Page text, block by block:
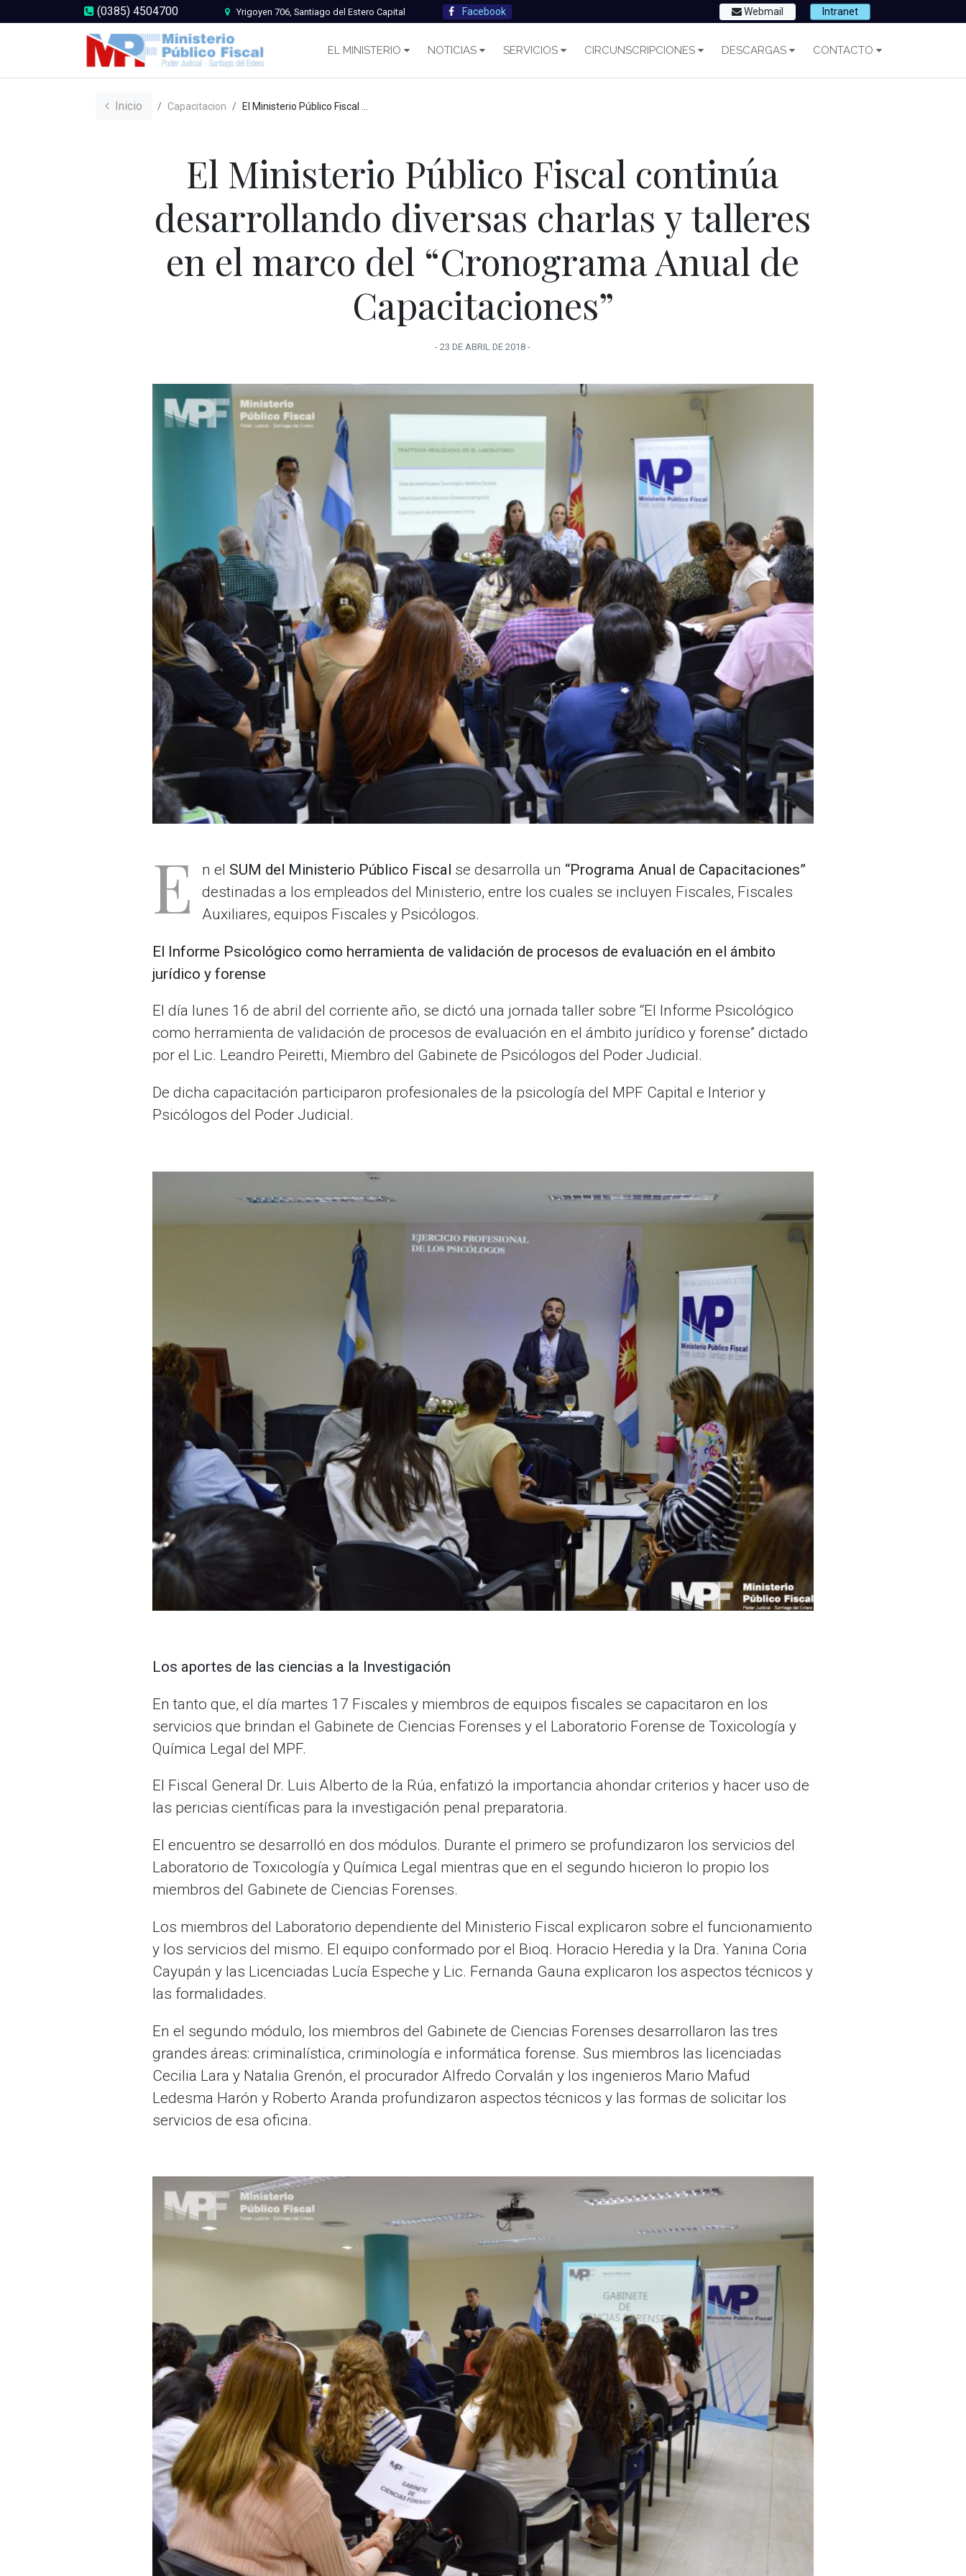
(0385) 4504700 Yrigoyen 706, Santiago del Estero Capital Facebook Webmail Intranet
EL MINISTERIO NOTICIAS SERVICIOS CIRCUNSCRIPCIONES DESCARGAS CONTACTO
Inicio Capacitacion El Ministerio Público Fiscal continúa desarrollando diversas charlas y talleres en el marco del “Cronograma Anual de Capacitaciones”
El Ministerio Público Fiscal continúa
desarrollando diversas charlas y talleres
en el marco del “Cronograma Anual de
Capacitaciones”
-23 DE ABRIL DE2018 -
E n el SUM del Ministerio Público Fiscal se desarrolla un “Programa Anual de Capacitaciones”
destinadas a los empleados del Ministerio, entre los cuales se incluyen Fiscales, Fiscales
Auxiliares, equipos Fiscales y Psicólogos.
El Informe Psicológico como herramienta de validación de procesos de evaluación en el ámbito
jurídico y forense
El día lunes 16 de abril del corriente año, se dictó una jornada taller sobre “El Informe Psicológico
como herramienta de validación de procesos de evaluación en el ámbito jurídico y forense” dictado
por el Lic. Leandro Peiretti, Miembro del Gabinete de Psicólogos del Poder Judicial.
De dicha capacitación participaron profesionales de la psicología del MPF Capital e Interior y
Psicólogos del Poder Judicial.
Los aportes de las ciencias a la Investigación
En tanto que, el día martes 17 Fiscales y miembros de equipos fiscales se capacitaron en los
servicios que brindan el Gabinete de Ciencias Forenses y el Laboratorio Forense de Toxicología y
Química Legal del MPF.
El Fiscal General Dr. Luis Alberto de la Rúa, enfatizó la importancia ahondar criterios y hacer uso de
las pericias científicas para la investigación penal preparatoria.
El encuentro se desarrolló en dos módulos. Durante el primero se profundizaron los servicios del
Laboratorio de Toxicología y Química Legal mientras que en el segundo hicieron lo propio los
miembros del Gabinete de Ciencias Forenses.
Los miembros del Laboratorio dependiente del Ministerio Fiscal explicaron sobre el funcionamiento
y los servicios del mismo. El equipo conformado por el Bioq. Horacio Heredia y la Dra. Yanina Coria
Cayupán y las Licenciadas Lucía Espeche y Lic. Fernanda Gauna explicaron los aspectos técnicos y
las formalidades.
En el segundo módulo, los miembros del Gabinete de Ciencias Forenses desarrollaron las tres
grandes áreas: criminalística, criminología e informática forense. Sus miembros las licenciadas
Cecilia Lara y Natalia Grenón, el procurador Alfredo Corvalán y los ingenieros Mario Mafud
Ledesma Harón y Roberto Aranda profundizaron aspectos técnicos y las formas de solicitar los
servicios de esa oficina.